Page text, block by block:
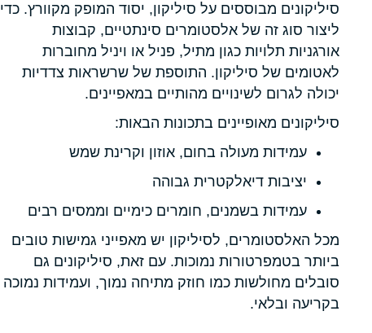
סיליקונים מבוססים על סיליקון, יסוד המופק מקוורץ. כדי
ליצור סוג זה של אלסטומרים סינתטיים, קבוצות
אורגניות תלויות כגון מתיל, פניל או ויניל מחוברות
לאטומים של סיליקון. התוספת של שרשראות צדדיות
יכולה לגרום לשינויים מהותיים במאפיינים.
סיליקונים מאופיינים בתכונות הבאות:
עמידות מעולה בחום, אוזון וקרינת שמש
יציבות דיאלקטרית גבוהה
עמידות בשמנים, חומרים כימיים וממסים רבים
מכל האלסטומרים, לסיליקון יש מאפייני גמישות טובים
ביותר בטמפרטורות נמוכות. עם זאת, סיליקונים גם
סובלים מחולשות כמו חוזק מתיחה נמוך, ועמידות נמוכה
בקריעה ובלאי.